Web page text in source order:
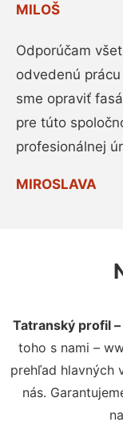
MILOŠ
Odporúčam
odvedenú
sme opraviť
pre túto
profesionálnej
MIROSLAVA
Tatranský profil
toho s nami –
prehľad hlavných
nás.